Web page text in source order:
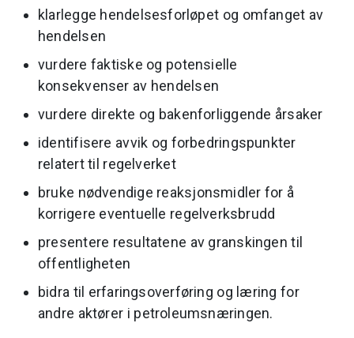
klarlegge hendelsesforløpet og omfanget av
hendelsen
vurdere faktiske og potensielle
konsekvenser av hendelsen
vurdere direkte og bakenforliggende årsaker
identifisere avvik og forbedringspunkter
relatert til regelverket
bruke nødvendige reaksjonsmidler for å
korrigere eventuelle regelverksbrudd
presentere resultatene av granskingen til
offentligheten
bidra til erfaringsoverføring og læring for
andre aktører i petroleumsnæringen.